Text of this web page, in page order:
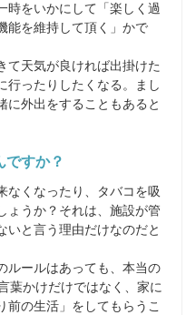
時をいかにして「楽しく過
能を維持して頂く」かで
て天気が良ければ出掛けた
行ったりしたくなる。まし
に外出をすることもあると
ですか？
なくなったり、タバコを吸
ょうか？それは、施設が管
いと言う理由だけなのだと
ルールはあっても、本当の
葉かけだけではなく、家に
前の生活」をしてもらうこ